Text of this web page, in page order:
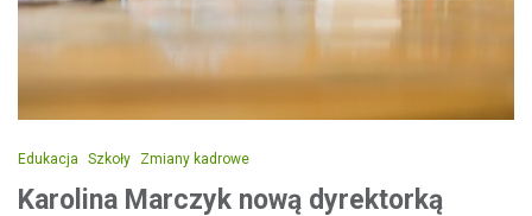
Edukacja Szkoły Zmiany kadrowe
Karolina Marczyk nową dyrektorką